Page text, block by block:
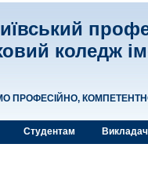
коледж
ПРОФЕСІЙНО,
Студентам